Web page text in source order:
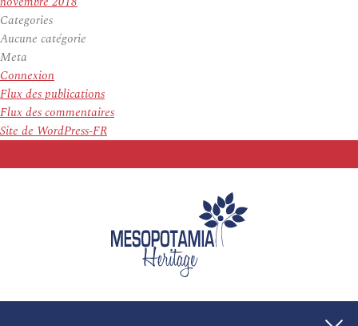
Categories
Aucune catégorie
Meta
Connexion
Flux des publications
Flux des commentaires
Site de WordPress-FR